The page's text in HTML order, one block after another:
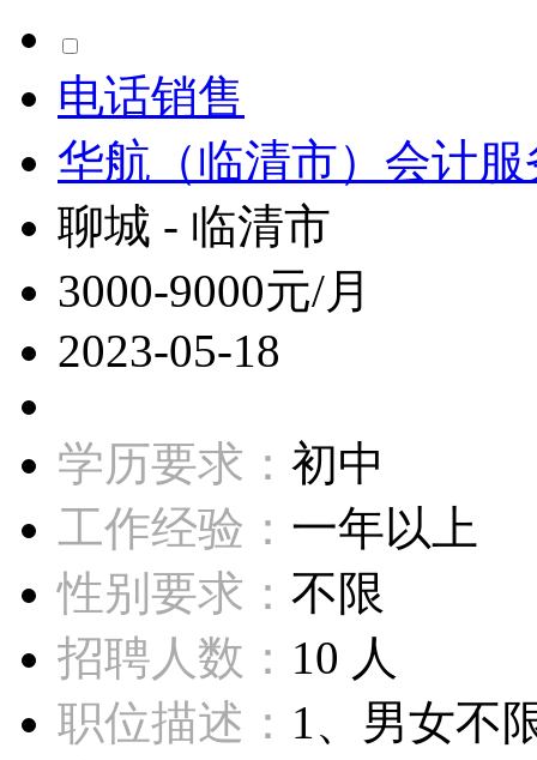
电话销售
华航（临清市）会计
聊城 - 临清市
3000-9000元/月
2023-05-18
学历要求： 初中
工作经验： 一年以上
性别要求： 不限
招聘人数： 10 人
职位描述： 1、男女不